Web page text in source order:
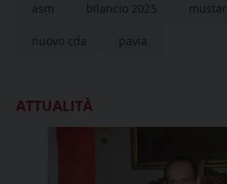
asm bilancio 2025
nuovo cda pavia
ATTUALITÀ